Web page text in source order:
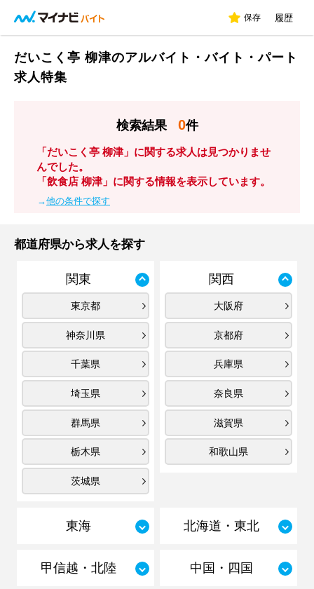
保存 履歴
だいこく亭 柳津のアルバイト・バイト・パート
求人特集
検索結果 0件
「だいこく亭 柳津」に関する求人は見つかりませ
んでした。
「飲食店 柳津」に関する情報を表示しています。
→他の条件で探す
都道府県から求人を探す
関東
東京都
神奈川県
千葉県
埼玉県
群馬県
栃木県
茨城県
関西
大阪府
京都府
兵庫県
奈良県
滋賀県
和歌山県
東海 北海道・東北
甲信越・北陸 中国・四国